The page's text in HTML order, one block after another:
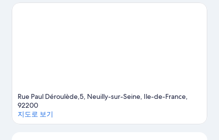
세요.
Rue Paul Déroulède,5, Neuilly-sur-Seine, Ile-de-France,
92200
지도로 보기